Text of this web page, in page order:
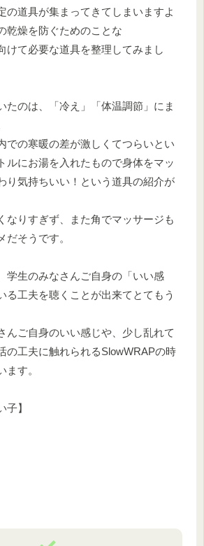
の道具が集まってきてしまいますよ
乾燥を防ぐためのことな
けて必要な道具を整理してみまし
たのは、「冷え」「体温調節」にま
での寒暖の差が激しくてつらいとい
ルにお湯を入れたもので身体をマッ
り気持ちいい！という道具の紹介が
なりすぎず、また角でマッサージも
だそうです。
学生のみなさんご自身の「いい感
る工夫を聴くことが出来てとてもう
んご自身のいい感じや、少し乱れて
の工夫に触れられるSlowWRAPの時
ます。
子】